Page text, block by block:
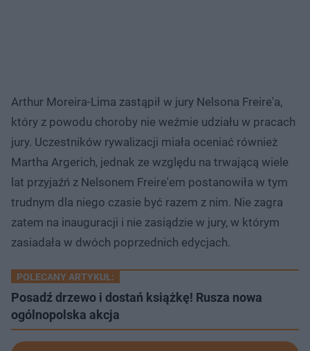
Arthur Moreira-Lima zastąpił w jury Nelsona Freire'a,
który z powodu choroby nie weźmie udziału w pracach
jury. Uczestników rywalizacji miała oceniać również
Martha Argerich, jednak ze względu na trwającą wiele
lat przyjaźń z Nelsonem Freire'em postanowiła w tym
trudnym dla niego czasie być razem z nim. Nie zagra
zatem na inauguracji i nie zasiądzie w jury, w którym
zasiadała w dwóch poprzednich edycjach.
POLECANY ARTYKUŁ:
Posadź drzewo i dostań książkę! Rusza nowa
ogólnopolska akcja